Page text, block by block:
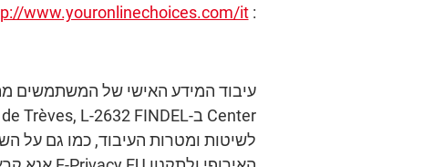
:
www.youronlinechoices.com/it/
לשיטות ומטרות העיבוד, כמו גם על